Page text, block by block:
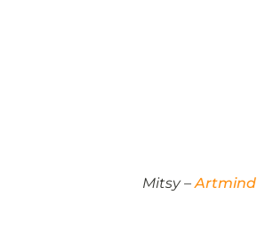
Mitsy – Artmind